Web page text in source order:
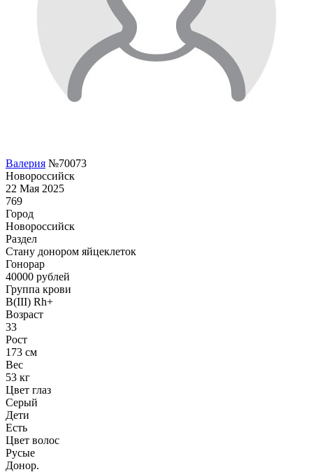
Валерия №70073
Новороссийск
22 Мая 2025
769
Город
Новороссийск
Раздел
Стану донором яйцеклеток
Гонoрар
40000 рублей
Группа крови
B(III) Rh+
Возраст
33
Рост
173 см
Вес
53 кг
Цвет глаз
Серый
Дети
Есть
Цвет волос
Русые
Донор.